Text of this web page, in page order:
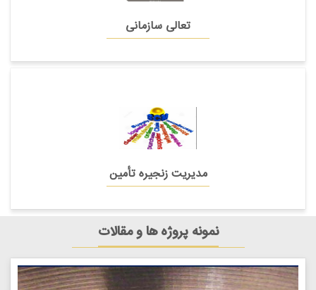
تعالی سازمانی
مدیریت زنجیره تأمین
نمونه پروژه ها و مقالات